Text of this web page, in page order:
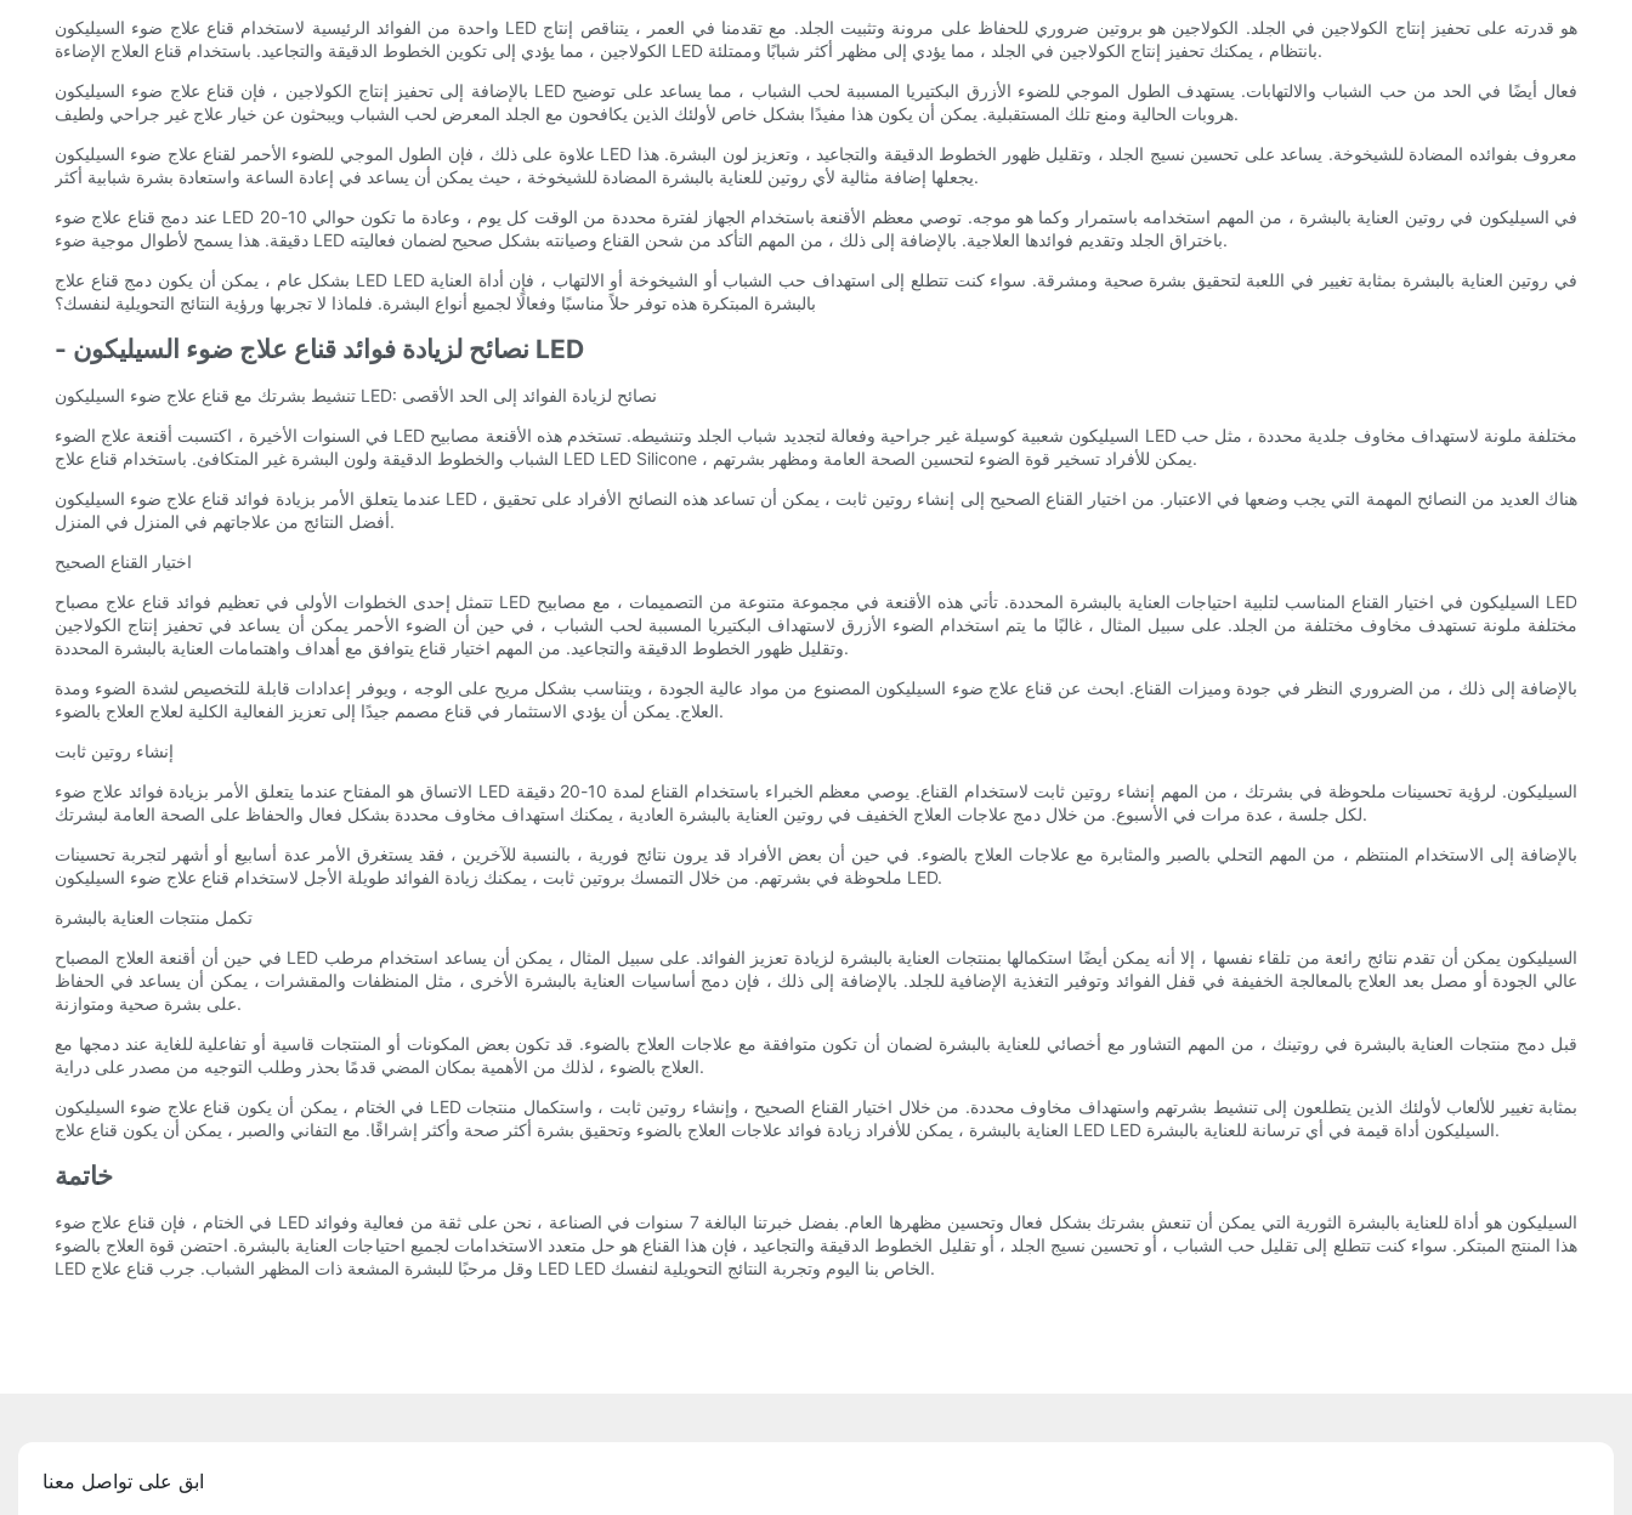
واحدة من الفوائد الرئيسية لاستخدام قناع علاج ضوء السيليكون LED هو قدرته على تحفيز إنتاج الكولاجين في الجلد. الكولاجين هو بروتين ضروري للحفاظ على مرونة وتثبيت الجلد. مع تقدمنا ​​في العمر ، يتناقص إنتاج
الكولاجين ، مما يؤدي إلى تكوين الخطوط الدقيقة والتجاعيد. باستخدام قناع العلاج الإضاءة LED بانتظام ، يمكنك تحفيز إنتاج الكولاجين في الجلد ، مما يؤدي إلى مظهر أكثر شبابًا وممتلئة.
بالإضافة إلى تحفيز إنتاج الكولاجين ، فإن قناع علاج ضوء السيليكون LED فعال أيضًا في الحد من حب الشباب والالتهابات. يستهدف الطول الموجي للضوء الأزرق البكتيريا المسببة لحب الشباب ، مما يساعد على توضيح
هروبات الحالية ومنع تلك المستقبلية. يمكن أن يكون هذا مفيدًا بشكل خاص لأولئك الذين يكافحون مع الجلد المعرض لحب الشباب ويبحثون عن خيار علاج غير جراحي ولطيف.
علاوة على ذلك ، فإن الطول الموجي للضوء الأحمر لقناع علاج ضوء السيليكون LED معروف بفوائده المضادة للشيخوخة. يساعد على تحسين نسيج الجلد ، وتقليل ظهور الخطوط الدقيقة والتجاعيد ، وتعزيز لون البشرة. هذا
يجعلها إضافة مثالية لأي روتين للعناية بالبشرة المضادة للشيخوخة ، حيث يمكن أن يساعد في إعادة الساعة واستعادة بشرة شبابية أكثر.
عند دمج قناع علاج ضوء LED في السيليكون في روتين العناية بالبشرة ، من المهم استخدامه باستمرار وكما هو موجه. توصي معظم الأقنعة باستخدام الجهاز لفترة محددة من الوقت كل يوم ، وعادة ما تكون حوالي 10-20
دقيقة. هذا يسمح لأطوال موجية ضوء LED باختراق الجلد وتقديم فوائدها العلاجية. بالإضافة إلى ذلك ، من المهم التأكد من شحن القناع وصيانته بشكل صحيح لضمان فعاليته.
بشكل عام ، يمكن أن يكون دمج قناع علاج LED LED في روتين العناية بالبشرة بمثابة تغيير في اللعبة لتحقيق بشرة صحية ومشرقة. سواء كنت تتطلع إلى استهداف حب الشباب أو الشيخوخة أو الالتهاب ، فإن أداة العناية
بالبشرة المبتكرة هذه توفر حلاً مناسبًا وفعالًا لجميع أنواع البشرة. فلماذا لا تجربها ورؤية النتائج التحويلية لنفسك؟
- نصائح لزيادة فوائد قناع علاج ضوء السيليكون LED
تنشيط بشرتك مع قناع علاج ضوء السيليكون LED: نصائح لزيادة الفوائد إلى الحد الأقصى
في السنوات الأخيرة ، اكتسبت أقنعة علاج الضوء LED السيليكون شعبية كوسيلة غير جراحية وفعالة لتجديد شباب الجلد وتنشيطه. تستخدم هذه الأقنعة مصابيح LED مختلفة ملونة لاستهداف مخاوف جلدية محددة ، مثل حب
الشباب والخطوط الدقيقة ولون البشرة غير المتكافئ. باستخدام قناع علاج LED LED Silicone ، يمكن للأفراد تسخير قوة الضوء لتحسين الصحة العامة ومظهر بشرتهم.
عندما يتعلق الأمر بزيادة فوائد قناع علاج ضوء السيليكون LED ، هناك العديد من النصائح المهمة التي يجب وضعها في الاعتبار. من اختيار القناع الصحيح إلى إنشاء روتين ثابت ، يمكن أن تساعد هذه النصائح الأفراد على تحقيق
أفضل النتائج من علاجاتهم في المنزل في المنزل.
اختيار القناع الصحيح
تتمثل إحدى الخطوات الأولى في تعظيم فوائد قناع علاج مصباح LED السيليكون في اختيار القناع المناسب لتلبية احتياجات العناية بالبشرة المحددة. تأتي هذه الأقنعة في مجموعة متنوعة من التصميمات ، مع مصابيح LED
مختلفة ملونة تستهدف مخاوف مختلفة من الجلد. على سبيل المثال ، غالبًا ما يتم استخدام الضوء الأزرق لاستهداف البكتيريا المسببة لحب الشباب ، في حين أن الضوء الأحمر يمكن أن يساعد في تحفيز إنتاج الكولاجين
وتقليل ظهور الخطوط الدقيقة والتجاعيد. من المهم اختيار قناع يتوافق مع أهداف واهتمامات العناية بالبشرة المحددة.
بالإضافة إلى ذلك ، من الضروري النظر في جودة وميزات القناع. ابحث عن قناع علاج ضوء السيليكون المصنوع من مواد عالية الجودة ، ويتناسب بشكل مريح على الوجه ، ويوفر إعدادات قابلة للتخصيص لشدة الضوء ومدة
العلاج. يمكن أن يؤدي الاستثمار في قناع مصمم جيدًا إلى تعزيز الفعالية الكلية لعلاج العلاج بالضوء.
إنشاء روتين ثابت
الاتساق هو المفتاح عندما يتعلق الأمر بزيادة فوائد علاج ضوء LED السيليكون. لرؤية تحسينات ملحوظة في بشرتك ، من المهم إنشاء روتين ثابت لاستخدام القناع. يوصي معظم الخبراء باستخدام القناع لمدة 10-20 دقيقة
لكل جلسة ، عدة مرات في الأسبوع. من خلال دمج علاجات العلاج الخفيف في روتين العناية بالبشرة العادية ، يمكنك استهداف مخاوف محددة بشكل فعال والحفاظ على الصحة العامة لبشرتك.
بالإضافة إلى الاستخدام المنتظم ، من المهم التحلي بالصبر والمثابرة مع علاجات العلاج بالضوء. في حين أن بعض الأفراد قد يرون نتائج فورية ، بالنسبة للآخرين ، فقد يستغرق الأمر عدة أسابيع أو أشهر لتجربة تحسينات
ملحوظة في بشرتهم. من خلال التمسك بروتين ثابت ، يمكنك زيادة الفوائد طويلة الأجل لاستخدام قناع علاج ضوء السيليكون LED.
تكمل منتجات العناية بالبشرة
في حين أن أقنعة العلاج المصباح LED السيليكون يمكن أن تقدم نتائج رائعة من تلقاء نفسها ، إلا أنه يمكن أيضًا استكمالها بمنتجات العناية بالبشرة لزيادة تعزيز الفوائد. على سبيل المثال ، يمكن أن يساعد استخدام مرطب
عالي الجودة أو مصل بعد العلاج بالمعالجة الخفيفة في قفل الفوائد وتوفير التغذية الإضافية للجلد. بالإضافة إلى ذلك ، فإن دمج أساسيات العناية بالبشرة الأخرى ، مثل المنظفات والمقشرات ، يمكن أن يساعد في الحفاظ
على بشرة صحية ومتوازنة.
قبل دمج منتجات العناية بالبشرة في روتينك ، من المهم التشاور مع أخصائي للعناية بالبشرة لضمان أن تكون متوافقة مع علاجات العلاج بالضوء. قد تكون بعض المكونات أو المنتجات قاسية أو تفاعلية للغاية عند دمجها مع
العلاج بالضوء ، لذلك من الأهمية بمكان المضي قدمًا بحذر وطلب التوجيه من مصدر على دراية.
في الختام ، يمكن أن يكون قناع علاج ضوء السيليكون LED بمثابة تغيير للألعاب لأولئك الذين يتطلعون إلى تنشيط بشرتهم واستهداف مخاوف محددة. من خلال اختيار القناع الصحيح ، وإنشاء روتين ثابت ، واستكمال منتجات
العناية بالبشرة ، يمكن للأفراد زيادة فوائد علاجات العلاج بالضوء وتحقيق بشرة أكثر صحة وأكثر إشراقًا. مع التفاني والصبر ، يمكن أن يكون قناع علاج LED LED السيليكون أداة قيمة في أي ترسانة للعناية بالبشرة.
خاتمة
في الختام ، فإن قناع علاج ضوء LED السيليكون هو أداة للعناية بالبشرة الثورية التي يمكن أن تنعش بشرتك بشكل فعال وتحسين مظهرها العام. بفضل خبرتنا البالغة 7 سنوات في الصناعة ، نحن على ثقة من فعالية وفوائد
هذا المنتج المبتكر. سواء كنت تتطلع إلى تقليل حب الشباب ، أو تحسين نسيج الجلد ، أو تقليل الخطوط الدقيقة والتجاعيد ، فإن هذا القناع هو حل متعدد الاستخدامات لجميع احتياجات العناية بالبشرة. احتضن قوة العلاج بالضوء
LED وقل مرحبًا للبشرة المشعة ذات المظهر الشباب. جرب قناع علاج LED LED الخاص بنا اليوم وتجربة النتائج التحويلية لنفسك.
ابق على تواصل معنا